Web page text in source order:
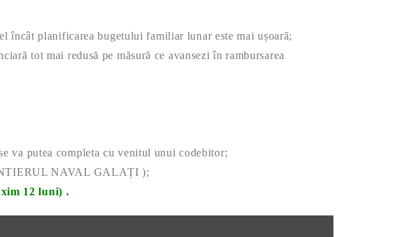
încât planificarea bugetului familiar lunar este mai ușoară;
tot mai redusă pe măsură ce avansezi în rambursarea
va putea completa cu venitul unui codebitor;
NAVAL GALAȚI );
12 luni) .